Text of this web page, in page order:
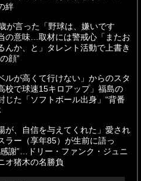
絆
が言った「野球は、嫌いです
の意味…取材には警戒心「またお
んか、と」タレント活動で上書き
顔”
ルが高くて行けない」からのスタ
校で球速15キロアップ」福島の
じた「ソフトボール出身」“背番
が、自信を与えてくれた」愛され
ラー（享年85）が生前に語っ
謝”…ドリー・ファンク・ジュニ
オ猪木の名勝負